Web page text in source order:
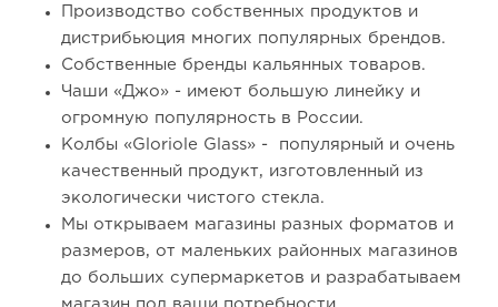
Производство собственных продуктов и
дистрибьюция многих популярных брендов.
Собственные бренды кальянных товаров.
Чаши «Джо» - имеют большую линейку и
огромную популярность в России.
Колбы «Gloriole Glass» - популярный и очень
качественный продукт, изготовленный из
экологически чистого стекла.
Мы открываем магазины разных форматов и
размеров, от маленьких районных магазинов
до больших супермаркетов и разрабатываем